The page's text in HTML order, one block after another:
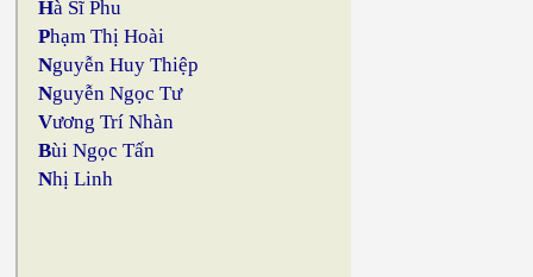
Hà Sĩ Phu
Phạm Thị Hoài
Nguyễn Huy Thiệp
Nguyễn Ngọc Tư
Vương Trí Nhàn
Bùi Ngọc Tấn
Nhị Linh